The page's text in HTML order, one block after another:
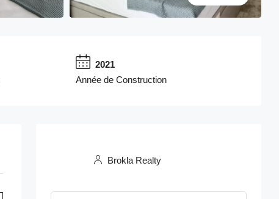
2021
Année de Construction
Brokla Realty